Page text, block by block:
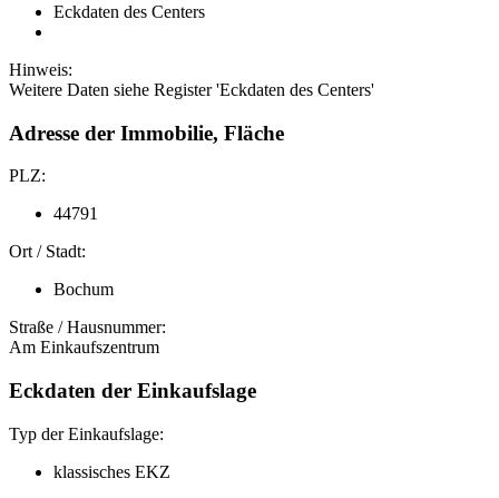
Eckdaten des Centers
Hinweis:
Weitere Daten siehe Register 'Eckdaten des Centers'
Adresse der Immobilie, Fläche
PLZ:
44791
Ort / Stadt:
Bochum
Straße / Hausnummer:
Am Einkaufszentrum
Eckdaten der Einkaufslage
Typ der Einkaufslage:
klassisches EKZ